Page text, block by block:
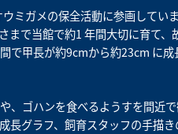
ミガメの保全活動に参画してい
まで当館で約1 年間大切に育て、
で甲長が約9cmから約23cm に成
、ゴハンを食べるようすを間近
長グラフ、飼育スタッフの手描